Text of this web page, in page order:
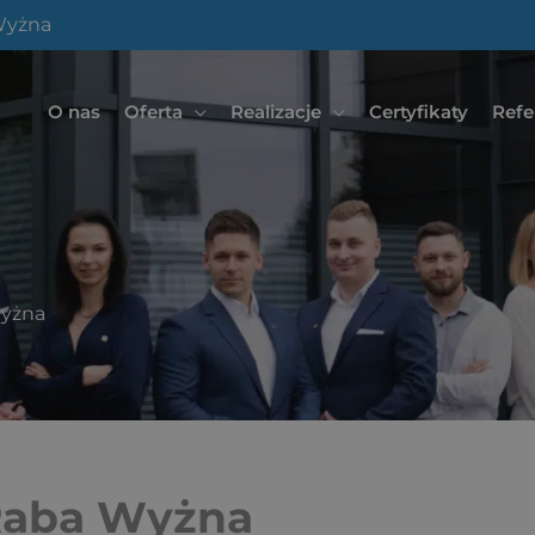
O nas Oferta Realizacje Certyfikaty
Wyżna